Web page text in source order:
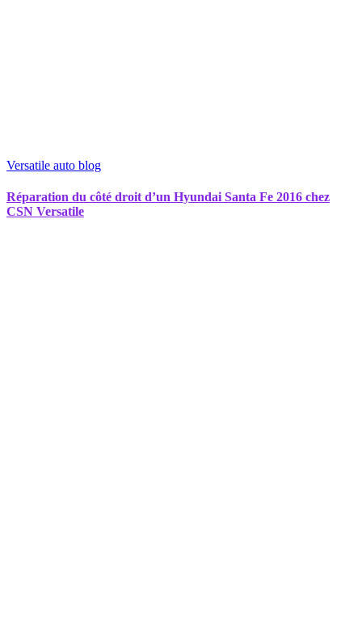
Versatile auto blog
Réparation du côté droit d’un Hyundai Santa Fe 2016 chez
CSN Versatile